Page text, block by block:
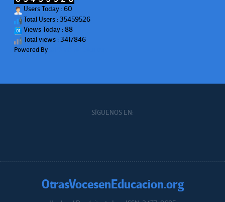
Users Today : 60
Total Users : 35459526
Views Today : 88
Total views : 3417846
Powered By
SÍGUENOS EN:
OtrasVocesenEducacion.org